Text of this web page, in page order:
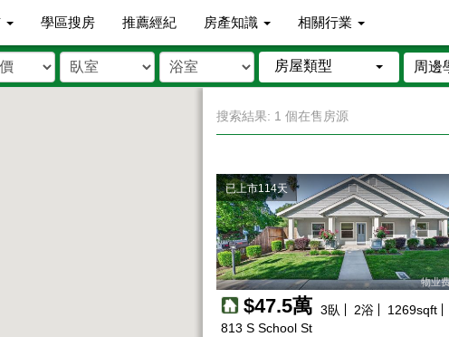
學區搜房 推薦經紀 房產知識 相關行業
房屋類型 周邊
搜索結果: 1 個在售房源
已上市114天
物业
$47.5萬 3臥 2浴 1269sqft
813 S School St